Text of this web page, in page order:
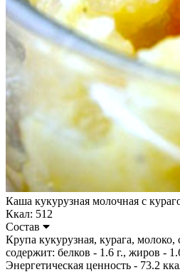
Каша кукурузная молочная с
Ккал: 512
Состав
Крупа кукурузная, курага,
содержит: белков - 1.6 г., жиров -
Энергетическая ценность - 73.2